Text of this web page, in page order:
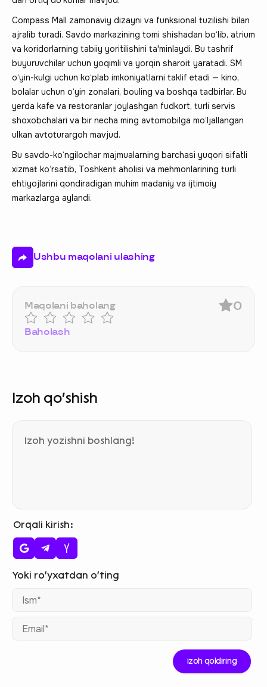
Compass Mall zamonaviy dizayni va funksional tuzilishi bilan
ajralib turadi. Savdo markazining tomi shishadan bo‘lib, atrium
va koridorlarning tabiiy yoritilishini ta'minlaydi. Bu tashrif
buyuruvchilar uchun yoqimli va yorqin sharoit yaratadi. SM
o‘yin-kulgi uchun ko‘plab imkoniyatlarni taklif etadi — kino,
bolalar uchun o‘yin zonalari, bouling va boshqa tadbirlar. Bu
yerda kafe va restoranlar joylashgan fudkort, turli servis
shoxobchalari va bir necha ming avtomobilga mo‘ljallangan
ulkan avtoturargoh mavjud.
Bu savdo-ko‘ngilochar majmualarning barchasi yuqori sifatli
xizmat ko‘rsatib, Toshkent aholisi va mehmonlarining turli
ehtiyojlarini qondiradigan muhim madaniy va ijtimoiy
markazlarga aylandi.
Ushbu maqolani ulashing
Maqolani baholang
Baholash
0
Izoh qo‘shish
Orqali kirish